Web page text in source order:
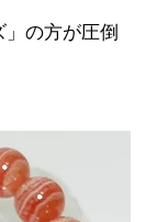
」の方が圧倒